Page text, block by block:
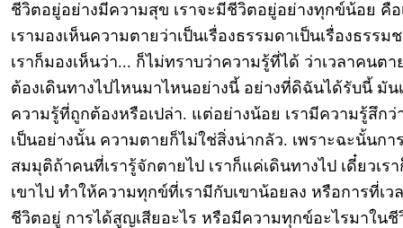
ชีวิตอยู่อย่างมีความสุข เราจะมีชีวิตอยู่อย่างทุกข์น้อย คือ
เรามองเห็นความตายว่าเป็นเรื่องธรรมดาเป็นเรื่องธรรม
เราก็มองเห็นว่า... ก็ไม่ทราบว่าความรู้ที่ได้ ว่าเวลาคนตา
ต้องเดินทางไปไหนมาไหนอย่างนี้ อย่างที่ดิฉันได้รับนี้ มัน
ความรู้ที่ถูกต้องหรือเปล่า. แต่อย่างน้อย เรามีความรู้สึกว่
เป็นอย่างนั้น ความตายก็ไม่ใช่สิ่งน่ากลัว. เพราะฉะนั้นกา
สมมุติถ้าคนที่เรารู้จักตายไป เราก็แค่เดินทางไป เดี๋ยวเร
เขาไป ทำให้ความทุกข์ที่เรามีกับเขาน้อยลง หรือการที่เว
ชีวิตอยู่ การได้สูญเสียอะไร หรือมีความทุกข์อะไรมาใน